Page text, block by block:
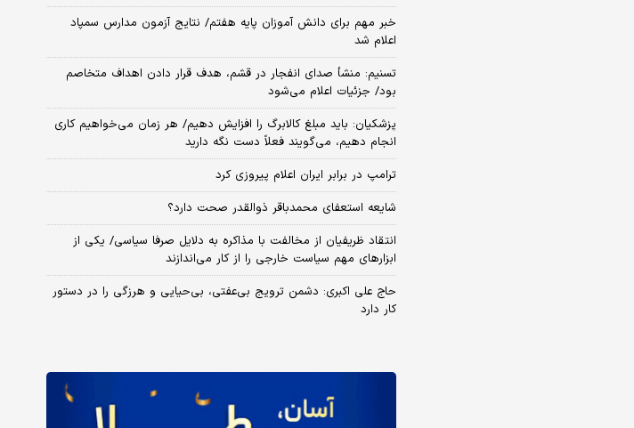
خبر مهم برای دانش آموزان پایه هفتم/ نتایج آزمون مدارس سمپاد
اعلام شد
تسنیم: منشأ صدای انفجار در قشم، هدف قرار دادن اهداف متخاصم
بود/ جزئیات اعلام می‌شود
پزشکیان: باید مبلغ کالابرگ را افزایش دهیم/ هر زمان می‌خواهیم کاری
انجام دهیم، می‌گویند فعلاً دست نگه دارید
ترامپ در برابر ایران اعلام پیروزی کرد
شایعه استعفای محمدباقر ذوالقدر صحت دارد؟
انتقاد ظریفیان از مخالفت با مذاکره به دلایل صرفا سیاسی/ یکی از
ابزارهای مهم سیاست خارجی را از کار می‌اندازند
حاج علی اکبری: دشمن ترویج بی‌عفتی، بی‌حیایی و هرزگی را در دستور
کار دارد